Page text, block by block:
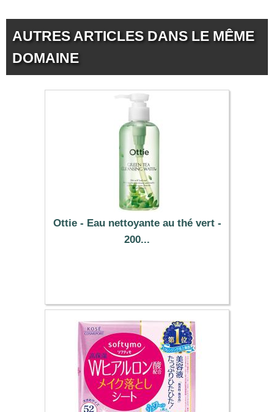
AUTRES ARTICLES DANS LE MÊME
DOMAINE
Ottie - Eau nettoyante au thé vert -
200...